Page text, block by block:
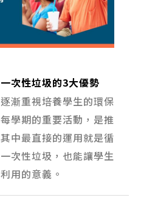
次性垃圾的3大優勢
漸重視培養學生的環保
學期的重要活動，是推
中最直接的運用就是循
次性垃圾，也能讓學生
用的意義。